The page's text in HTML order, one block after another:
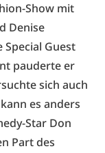
Show mit
Denise
Guest
pauderte er
sich auch
es anders
Star Don
Part des